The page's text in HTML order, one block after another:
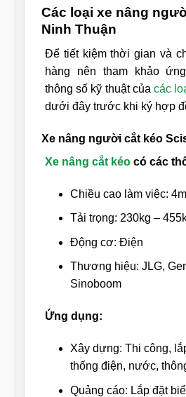
Các loại xe nâng
Ninh Thuận
Để tiết kiệm thời gian và
hàng nên tham khảo
thông số kỹ thuật củacác
dưới đây trước khi ký hợp
Xe nâng người cắt kéo
Xe nâng cắt kéo có các
Chiều cao làm việc:
Tải trọng: 230kg –
Động cơ: Điện
Thương hiệu: JLG,
Sinoboom
Ứng dụng:
Xây dựng: Thi công,
thống điện, nước,
Quảng cáo: Lắp đặt